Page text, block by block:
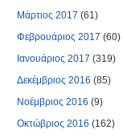
Μάρτιος 2017 (61)
Φεβρουάριος 2017 (60)
Ιανουάριος 2017 (319)
Δεκέμβριος 2016 (85)
Νοέμβριος 2016 (9)
Οκτώβριος 2016 (162)